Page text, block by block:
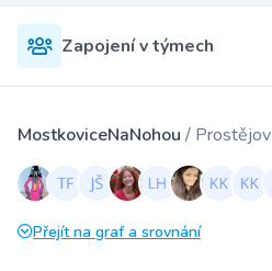
Zapojení v týmech
MostkoviceNaNohou / Prostějov
Přejít na graf a srovnání